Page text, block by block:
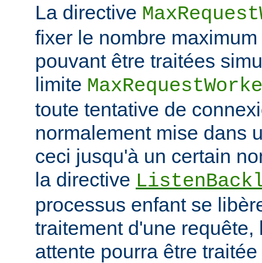
La directive
fixer le nombre
pouvant être traitées
limite
toute tentative de
normalement mise dans
ceci jusqu'à un certain
la directive
processus enfant se
traitement d'une
attente pourra être